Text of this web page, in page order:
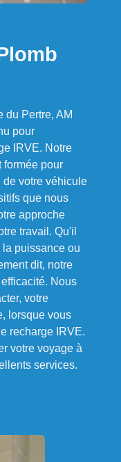
du Pertre, AM
pour
IRVE. Notre
formée pour
de votre véhicule
que nous
approche
travail. Qu'il
puissance ou
dit, notre
Nous
votre
lorsque vous
recharge IRVE.
votre voyage à
services.